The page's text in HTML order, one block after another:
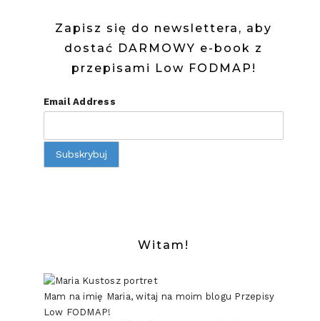
Zapisz się do newslettera, aby
dostać DARMOWY e-book z
przepisami Low FODMAP!
Email Address
Witam!
Mam na imię Maria, witaj na moim blogu Przepisy
Low FODMAP!